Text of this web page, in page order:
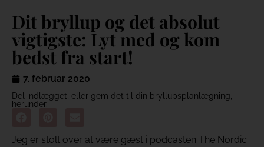
Dit bryllup og det absolut
vigtigste: Lyt med og kom
bedst fra start!
7. februar 2020
Del indlægget, eller gem det til din bryllupsplanlægning,
herunder.
Jeg er stolt over at være gæst i podcasten The Nordic